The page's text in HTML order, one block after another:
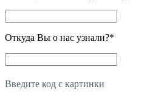
Откуда Вы о нас узнали?*
Введите код с картинки